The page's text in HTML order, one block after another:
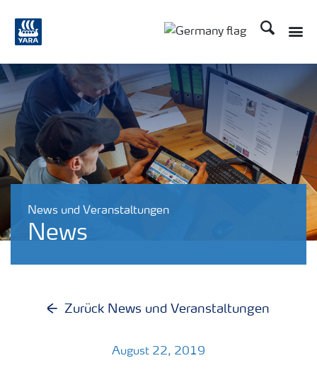
Suchen
News und Veranstaltungen
News
Zurück News und Veranstaltungen
August 22, 2019